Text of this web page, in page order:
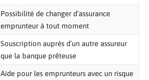
Possibilité de changer d’assurance
emprunteur à tout moment
Souscription auprès d’un autre assureur
que la banque prêteuse
Aide pour les emprunteurs avec un risque